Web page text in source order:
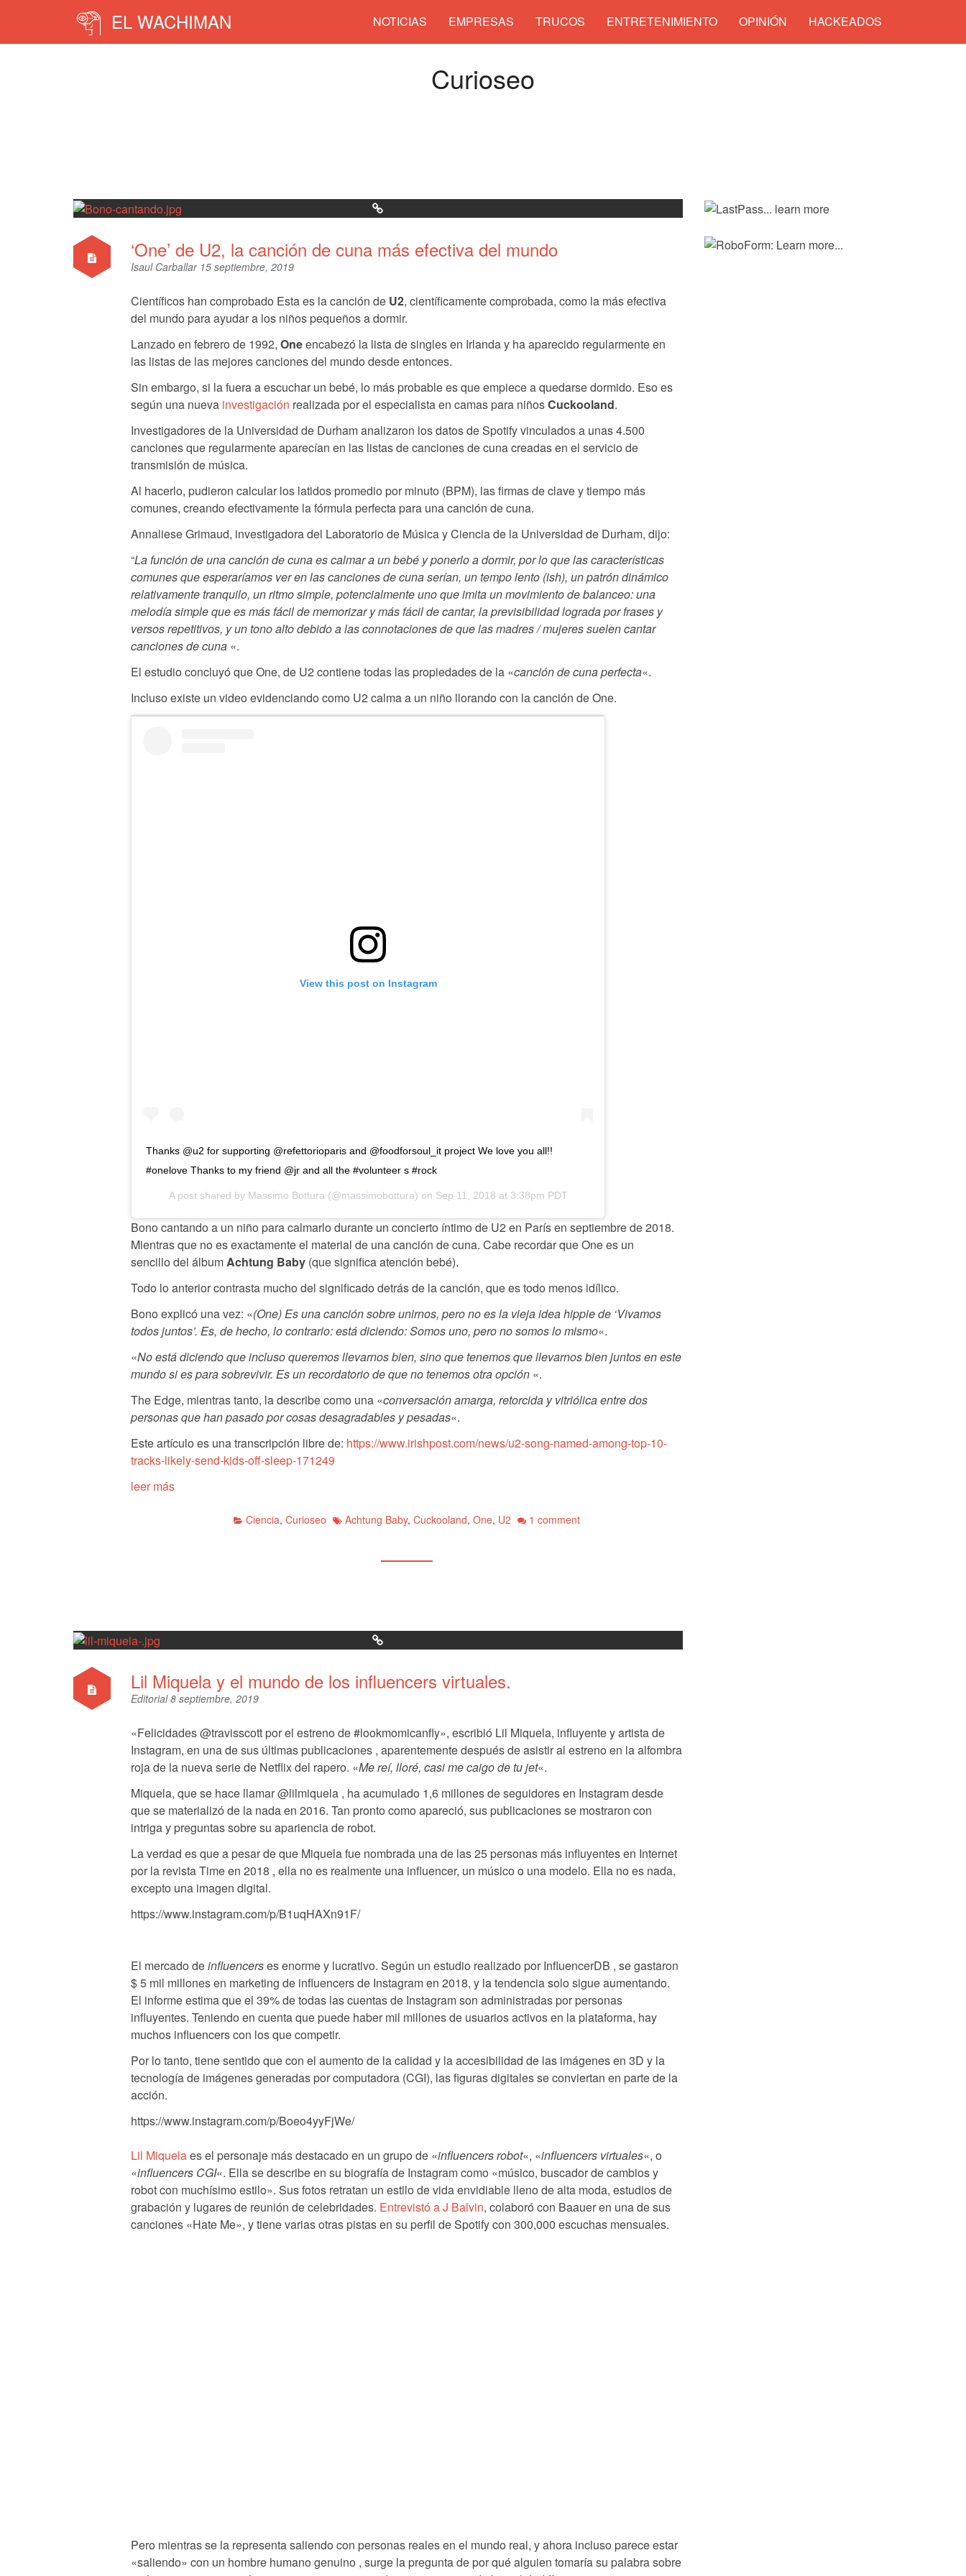
EL WACHIMAN NOTICIAS EMPRESAS TRUCOS ENTRETENIMIENTO OPINIÓN HACKEADOS
Curioseo
‘One’ de U2, la canción de cuna más efectiva del mundo
Isaul Carballar 15 septiembre, 2019
Científicos han comprobado Esta es la canción de U2, científicamente comprobada, como la más efectiva
del mundo para ayudar a los niños pequeños a dormir.
Lanzado en febrero de 1992, Oneencabezó la lista de singles en Irlanda y ha aparecido regularmente en
las listas de las mejores canciones del mundo desde entonces.
Sin embargo, si la fuera a escuchar un bebé, lo más probable es que empiece a quedarse dormido. Eso es
según una nueva investigación realizada por el especialista en camas para niñosCuckooland.
Investigadores de la Universidad de Durham analizaron los datos de Spotify vinculados a unas 4.500
canciones que regularmente aparecían en las listas de canciones de cuna creadas en el servicio de
transmisión de música.
Al hacerlo, pudieron calcular los latidos promedio por minuto (BPM), las firmas de clave y tiempo más
comunes, creando efectivamente la fórmula perfecta para una canción de cuna.
Annaliese Grimaud, investigadora del Laboratorio de Música y Ciencia de la Universidad de Durham, dijo:
“La función de una canción de cuna es calmar a un bebé y ponerlo a dormir, por lo que las características
comunes que esperaríamos ver en las canciones de cuna serían, un tempo lento (ish), un patrón dinámico
relativamente tranquilo, un ritmo simple, potencialmente uno que imita un movimiento de balanceo: una
melodía simple que es más fácil de memorizar y más fácil de cantar, la previsibilidad lograda por frases y
versos repetitivos, y un tono alto debido a las connotaciones de que las madres / mujeres suelen cantar
canciones de cuna «.
El estudio concluyó que One, de U2 contiene todas las propiedades de la «canción de cuna perfecta«.
Incluso existe un video evidenciando como U2 calma a un niño llorando con la canción de One.
View this post on Instagram
Thanks @u2 for supporting @refettorioparis and @foodforsoul_it project We love you all!!
#onelove Thanks to my friend @jr and all the #volunteer s #rock
A post shared by Massimo Bottura (@massimobottura) on Sep 11, 2018 at 3:38pm PDT
Bono cantando a un niño para calmarlo durante un concierto íntimo de U2 en París en septiembre de 2018.
Mientras que no es exactamente el material de una canción de cuna. Cabe recordar que One es un
sencillo del álbumAchtung Baby (que significa atención bebé).
Todo lo anterior contrasta mucho del significado detrás de la canción, que es todo menos idílico.
Bono explicó una vez: «(One) Es una canción sobre unirnos, pero no es la vieja idea hippie de ‘Vivamos
todos juntos’. Es, de hecho, lo contrario: está diciendo: Somos uno, pero no somos lo mismo«.
«No está diciendo que incluso queremos llevarnos bien, sino que tenemos que llevarnos bien juntos en este
mundo si es para sobrevivir. Es un recordatorio de que no tenemos otra opción «.
The Edge, mientras tanto, la describe como una «conversación amarga, retorcida y vitriólica entre dos
personas que han pasado por cosas desagradables y pesadas«.
Este artículo es una transcripción libre de: https://www.irishpost.com/news/u2-song-named-among-top-10-
tracks-likely-send-kids-off-sleep-171249
leer más
Ciencia, Curioseo Achtung Baby, Cuckooland, One, U2 1 comment
Lil Miquela y el mundo de los influencers virtuales.
Editorial8 septiembre, 2019
«Felicidades @travisscott por el estreno de #lookmomicanfly», escribió Lil Miquela, influyente y artista de
Instagram, en una de sus últimas publicaciones , aparentemente después de asistir al estreno en la alfombra
roja de la nueva serie de Netflix del rapero. «Me reí, lloré, casi me caigo de tu jet«.
Miquela, que se hace llamar @lilmiquela , ha acumulado 1,6 millones de seguidores en Instagram desde
que se materializó de la nada en 2016. Tan pronto como apareció, sus publicaciones se mostraron con
intriga y preguntas sobre su apariencia de robot.
La verdad es que a pesar de que Miquela fue nombrada una de las 25 personas más influyentes en Internet
por la revista Time en 2018 , ella no es realmente una influencer, un músico o una modelo. Ella no es nada,
excepto una imagen digital.
https://www.instagram.com/p/B1uqHAXn91F/
El mercado deinfluencerses enorme y lucrativo. Según un estudio realizado por InfluencerDB , se gastaron
$ 5 mil millones en marketing de influencers de Instagram en 2018, y la tendencia solo sigue aumentando.
El informe estima que el 39% de todas las cuentas de Instagram son administradas por personas
influyentes. Teniendo en cuenta que puede haber mil millones de usuarios activos en la plataforma, hay
muchos influencers con los que competir.
Por lo tanto, tiene sentido que con el aumento de la calidad y la accesibilidad de las imágenes en 3D y la
tecnología de imágenes generadas por computadora (CGI), las figuras digitales se conviertan en parte de la
acción.
https://www.instagram.com/p/Boeo4yyFjWe/
Lil Miquelaes el personaje más destacado en un grupo de «influencers robot«, «influencers virtuales«, o
«influencers CGI«. Ella se describe en su biografía de Instagram como «músico, buscador de cambios y
robot con muchísimo estilo». Sus fotos retratan un estilo de vida envidiable lleno de alta moda, estudios de
grabación y lugares de reunión de celebridades. Entrevistó a J Balvin, colaboró ​​con Baauer en una de sus
canciones «Hate Me», y tiene varias otras pistas en su perfil de Spotify con 300,000 escuchas mensuales.
Pero mientras se la representa saliendo con personas reales en el mundo real, y ahora incluso parece estar
«saliendo» con un hombre humano genuino , surge la pregunta de por qué alguien tomaría su palabra sobre